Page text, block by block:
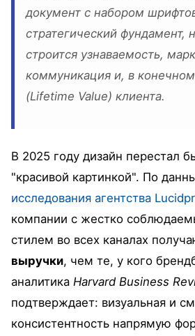
документ с набором
стратегический фундамент,
строится узнаваемость,
коммуникация и, в конечном
(Lifetime Value) клиента.
В 2025 году дизайн перестал
"красивой картинкой". По
исследования агентства
компании с жестко
стилем во всех каналах
выручки, чем те, у кого
аналитика Harvard Business
подтверждает: визуальная и
консистентность напрямую